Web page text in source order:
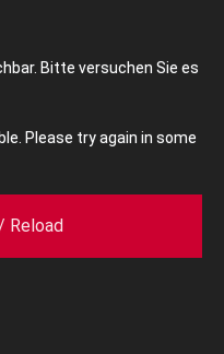
Bitte versuchen Sie es
Please try again in some
Reload